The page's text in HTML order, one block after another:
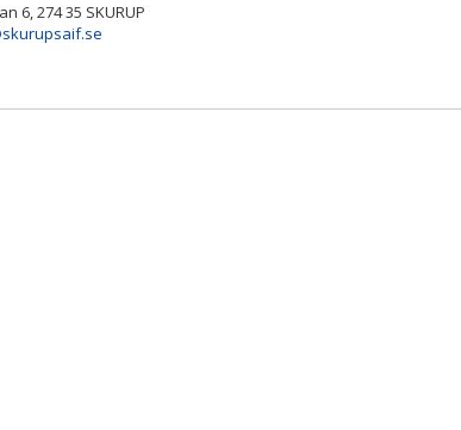
6, 274 35 SKURUP